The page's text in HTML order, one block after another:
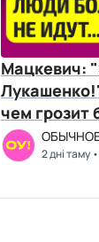
Мацкевич:
чем грозит
Европу и
2 дні таму